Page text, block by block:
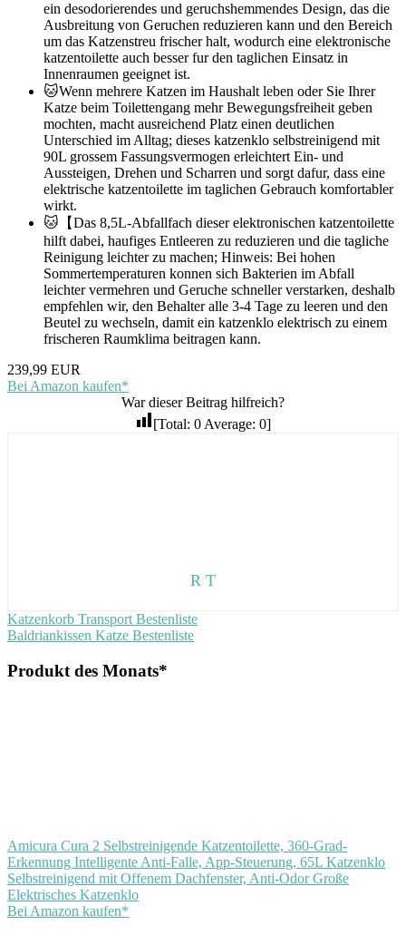
ein desodorierendes und geruchshemmendes Design, das die
Ausbreitung von Geruchen reduzieren kann und den Bereich
um das Katzenstreu frischer halt, wodurch eine elektronische
katzentoilette auch besser fur den taglichen Einsatz in
Innenraumen geeignet ist.
🐱Wenn mehrere Katzen im Haushalt leben oder Sie Ihrer
Katze beim Toilettengang mehr Bewegungsfreiheit geben
mochten, macht ausreichend Platz einen deutlichen
Unterschied im Alltag; dieses katzenklo selbstreinigend mit
90L grossem Fassungsvermogen erleichtert Ein- und
Aussteigen, Drehen und Scharren und sorgt dafur, dass eine
elektrische katzentoilette im taglichen Gebrauch komfortabler
wirkt.
🐱【Das 8,5L-Abfallfach dieser elektronischen katzentoilette
hilft dabei, haufiges Entleeren zu reduzieren und die tagliche
Reinigung leichter zu machen; Hinweis: Bei hohen
Sommertemperaturen konnen sich Bakterien im Abfall
leichter vermehren und Geruche schneller verstarken, deshalb
empfehlen wir, den Behalter alle 3-4 Tage zu leeren und den
Beutel zu wechseln, damit ein katzenklo elektrisch zu einem
frischeren Raumklima beitragen kann.
239,99 EUR
Bei Amazon kaufen*
War dieser Beitrag hilfreich?
[Total: 0 Average: 0]
R T
Beitragsnavigation
Vorheriger
Beitrag:
Katzenkorb Transport Bestenliste
Nächster
Baldriankissen Katze Bestenliste
Produkt des Monats*
Amicura Cura 2 Selbstreinigende Katzentoilette, 360-Grad-
Erkennung Intelligente Anti-Falle, App-Steuerung, 65L Katzenklo
Selbstreinigend mit Offenem Dachfenster, Anti-Odor Große
Elektrisches Katzenklo
Bei Amazon kaufen*